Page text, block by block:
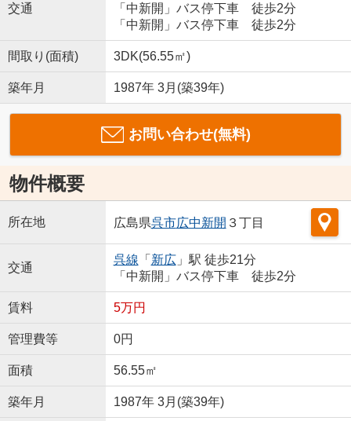
交通
「中新開」バス停下車 徒歩2分
「中新開」バス停下車 徒歩2分
間取り(面積) 3DK(56.55㎡)
築年月 1987年 3月(築39年)
お問い合わせ(無料)
物件概要
所在地 広島県呉市広中新開 ３丁目
交通
呉線 「 新広」駅 徒歩21分
「中新開」バス停下車 徒歩2分
賃料 5万円
管理費等 0円
面積 56.55㎡
築年月 1987年 3月(築39年)